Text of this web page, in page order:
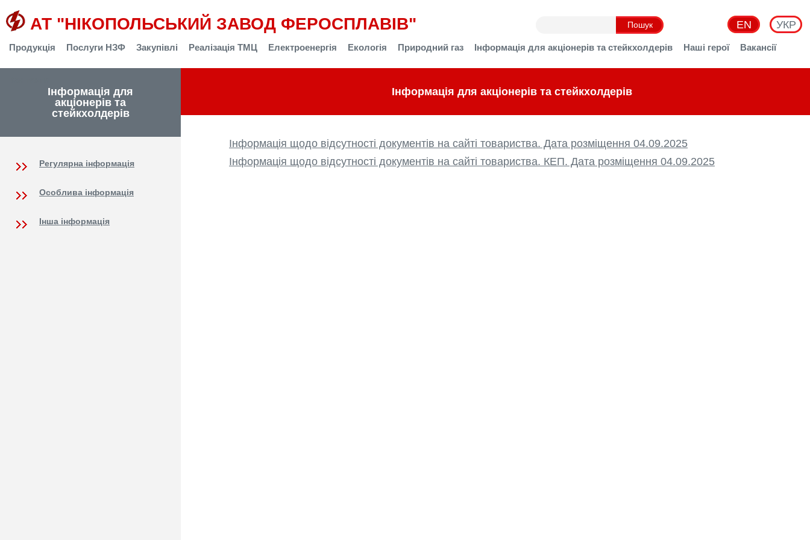
АТ "НІКОПОЛЬСЬКИЙ ЗАВОД ФЕРОСПЛАВІВ" УКР
EN
Продукція Послуги НЗФ Закупівлі Реалізація ТМЦ Електроенергія Екологія Природний газ Інформація для акціонерів та стейкхолдерів Наші герої Вакансії
Інформація для
акціонерів та
стейкхолдерів
Регулярна інформація
Особлива інформація
Інша інформація
Інформація для акціонерів та стейкхолдерів
Інформація щодо відсутності документів на сайті товариства. Дата розміщення 04.09.2025
Інформація щодо відсутності документів на сайті товариства. КЕП. Дата розміщення 04.09.2025